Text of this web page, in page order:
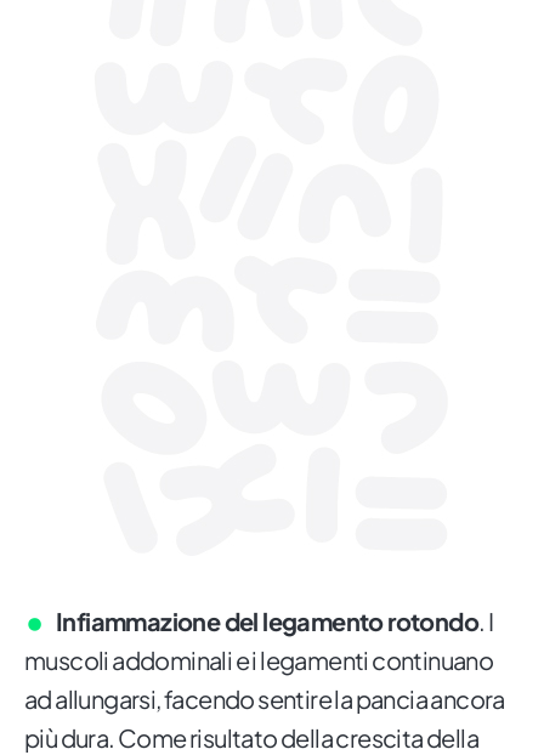
Infiammazione del legamento rotondo. I
muscoli addominali e i legamenti continuano
ad allungarsi, facendo sentire la pancia ancora
più dura. Come risultato della crescita della